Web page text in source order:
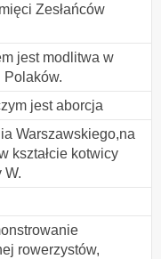
Zesłańców
jest modlitwa w
jest aborcja
Warszawskiego,na
kształcie kotwicy
W.
rowerzystów,